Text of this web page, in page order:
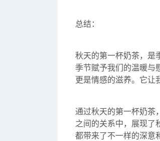
总结：
秋天的第一杯奶茶，是
季节赋予我们的温暖与
更是情感的滋养。它让
通过秋天的第一杯奶茶
之间的关系中，展现了
都带来了不一样的深意